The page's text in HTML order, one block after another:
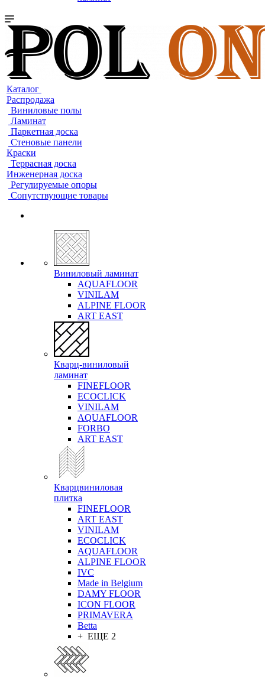
Каталог
Распродажа
Виниловые полы
Ламинат
Паркетная доска
Стеновые панели
Краски
Террасная доска
Инженерная доска
Регулируемые опоры
Сопутствующие товары
Виниловый ламинат
AQUAFLOOR
VINILAM
ALPINE FLOOR
ART EAST
Кварц-виниловый
ламинат
FINEFLOOR
ECOCLICK
VINILAM
AQUAFLOOR
FORBO
ART EAST
Кварцвиниловая
плитка
FINEFLOOR
ART EAST
VINILAM
ECOCLICK
AQUAFLOOR
ALPINE FLOOR
IVC
Made in Belgium
DAMY FLOOR
ICON FLOOR
PRIMAVERA
Betta
+ ЕЩЕ 2